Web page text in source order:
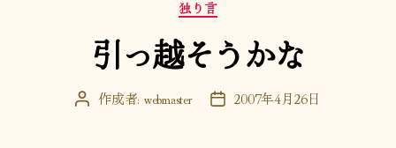
カ
テ
ゴ
リ
独り言
引っ越そうかな
投 作成者: webmaster
投 2007年4月26日